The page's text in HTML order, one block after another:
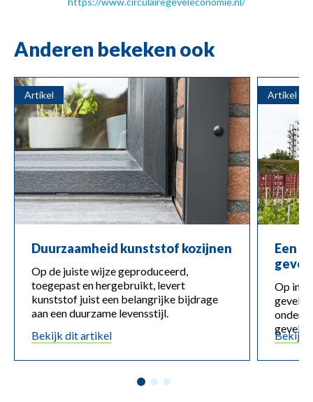
Anderen bekeken ook
Artikel
Duurzaamheid kunststof kozijnen
Op de juiste wijze geproduceerd,
toegepast en hergebruikt, levert
kunststof juist een belangrijke bijdrage
aan een duurzame levensstijl.
Bekijk dit artikel
Artikel
Een
Op
Bekijk